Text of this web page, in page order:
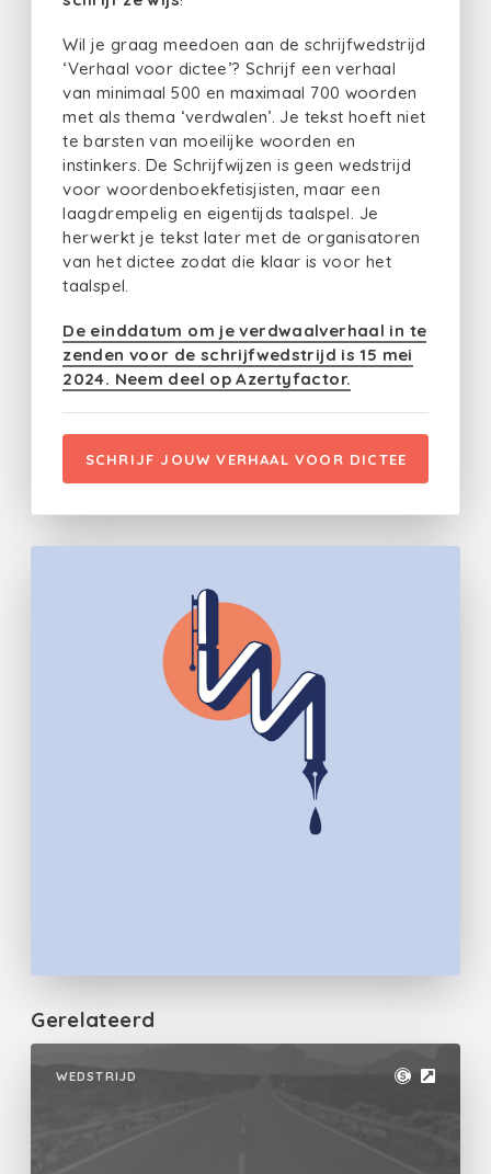
Wil je graag meedoen aan de schrijfwedstrijd
‘Verhaal voor dictee’? Schrijf een verhaal
van minimaal 500 en maximaal 700 woorden
met als thema ‘verdwalen’. Je tekst hoeft niet
te barsten van moeilijke woorden en
instinkers. De Schrijfwijzen is geen wedstrijd
voor woordenboekfetisjisten, maar een
laagdrempelig en eigentijds taalspel. Je
herwerkt je tekst later met de organisatoren
van het dictee zodat die klaar is voor het
taalspel.
De einddatum om je verdwaalverhaal in te
zenden voor de schrijfwedstrijd is 15 mei
2024. Neem deel op Azertyfactor.
SCHRIJF JOUW VERHAAL VOOR DICTEE
Gerelateerd
WEDSTRIJD